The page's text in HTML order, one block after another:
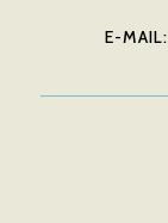
E-MAIL: